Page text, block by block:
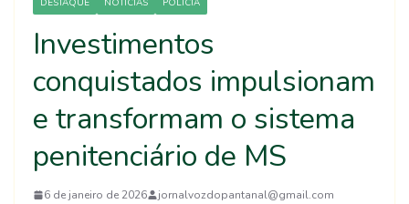
DESTAQUE NOTICIAS POLÍCIA
Investimentos
conquistados impulsionam
e transformam o sistema
penitenciário de MS
6 de janeiro de 2026 jornalvozdopantanal@gmail.com